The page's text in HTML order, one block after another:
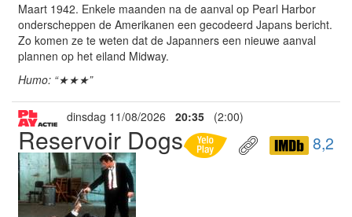
Maart 1942. Enkele maanden na de aanval op Pearl Harbor
onderscheppen de Amerikanen een gecodeerd Japans bericht.
Zo komen ze te weten dat de Japanners een nieuwe aanval
plannen op het eiland Midway.
Humo: “★★★”
dinsdag 11/08/2026 20:35 (2:00)
Reservoir Dogs 8,2